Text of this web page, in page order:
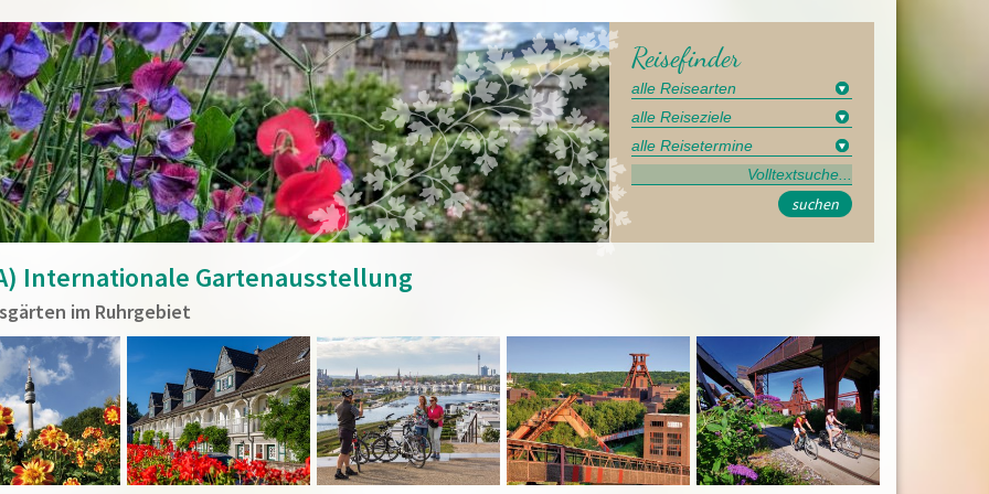
Reisefinder
suchen
Internationale Gartenausstellung
im Ruhrgebiet